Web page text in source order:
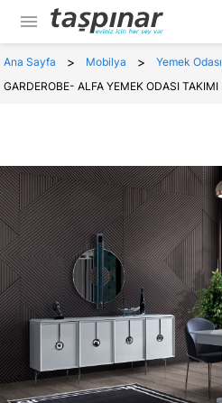
menu
Ana Sayfa > Mobilya > Yemek Odası
GARDEROBE- ALFA YEMEK ODASI TAKIMI